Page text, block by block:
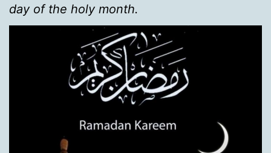
day of the holy month.